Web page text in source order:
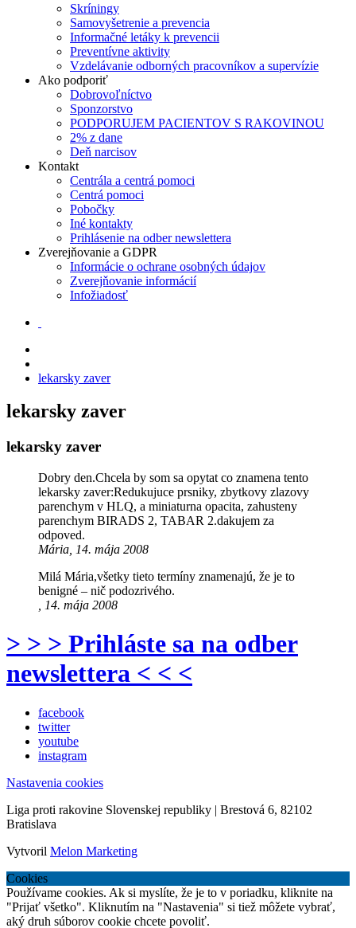
Skríningy
Samovyšetrenie a prevencia
Informačné letáky k prevencii
Preventívne aktivity
Vzdelávanie odborných pracovníkov a supervízie
Ako podporiť
Dobrovoľníctvo
Sponzorstvo
PODPORUJEM PACIENTOV S RAKOVINOU
2% z dane
Deň narcisov
Kontakt
Centrála a centrá pomoci
Centrá pomoci
Pobočky
Iné kontakty
Prihlásenie na odber newslettera
Zverejňovanie a GDPR
Informácie o ochrane osobných údajov
Zverejňovanie informácií
Infožiadosť
lekarsky zaver
lekarsky zaver
lekarsky zaver
Dobry den.Chcela by som sa opytat co znamena tento
lekarsky zaver:Redukujuce prsniky, zbytkovy zlazovy
parenchym v HLQ, a miniaturna opacita, zahusteny
parenchym BIRADS 2, TABAR 2.dakujem za
odpoved.
Mária, 14. mája 2008
Milá Mária,všetky tieto termíny znamenajú, že je to
benigné – nič podozrivého.
, 14. mája 2008
> > > Prihláste sa na odber
newslettera < < <
facebook
twitter
youtube
instagram
Nastavenia cookies
Liga proti rakovine Slovenskej republiky | Brestová 6, 82102
Bratislava
Vytvoril Melon Marketing
Cookies
Používame cookies. Ak si myslíte, že je to v poriadku, kliknite na
"Prijať všetko". Kliknutím na "Nastavenia" si tiež môžete vybrať,
aký druh súborov cookie chcete povoliť.